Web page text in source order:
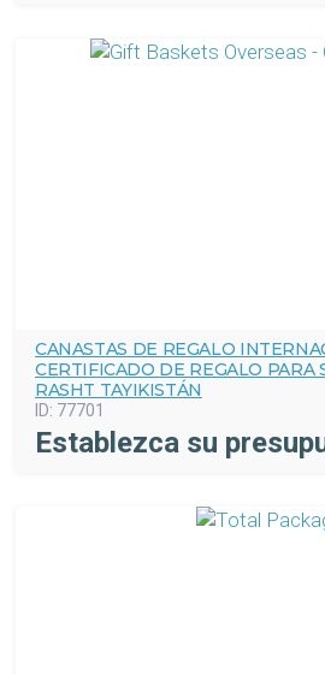
CANASTAS DE REGALO
CERTIFICADO DE REGALO PARA
RASHT TAYIKISTÁN
ID: 77701
Establezca su